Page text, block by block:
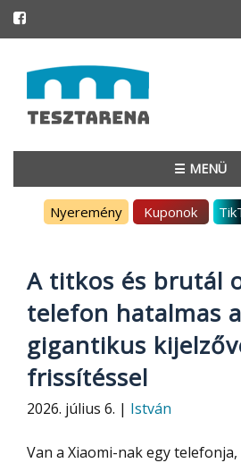
to
content
☰ MENÜ
Nyeremény Kuponok
A titkos és brutál
telefon hatalmas
gigantikus
frissítéssel
2026. július 6. | István
Van a Xiaomi-nak egy